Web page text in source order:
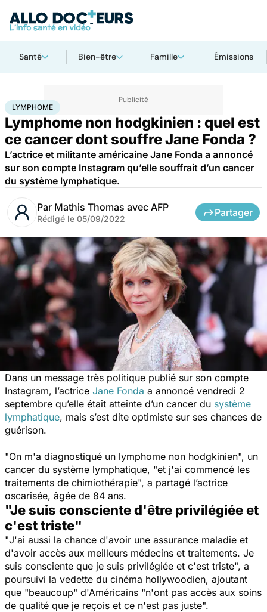
Santé Bien-être Famille Émissions
AccueilSanté Maladies Lymphome
LYMPHOME
Lymphome non hodgkinien : quel est
ce cancer dont souffre Jane Fonda ?
L’actrice et militante américaine Jane Fonda a annoncé
sur son compte Instagram qu’elle souffrait d’un cancer
du système lymphatique.
Par Mathis Thomas avec AFP
Rédigé le 05/09/2022
Partager
Dans un message très politique publié sur son compte
Instagram, l’actrice Jane Fonda a annoncé vendredi 2
septembre qu’elle était atteinte d’un cancer du système
lymphatique, mais s’est dite optimiste sur ses chances de
guérison.
"On m'a diagnostiqué un lymphome non hodgkinien", un
cancer du système lymphatique, "et j'ai commencé les
traitements de chimiothérapie", a partagé l’actrice
oscarisée, âgée de 84 ans.
"Je suis consciente d'être privilégiée et
c'est triste"
"J'ai aussi la chance d'avoir une assurance maladie et
d'avoir accès aux meilleurs médecins et traitements. Je
suis consciente que je suis privilégiée et c'est triste", a
poursuivi la vedette du cinéma hollywoodien, ajoutant
que "beaucoup" d'Américains "n'ont pas accès aux soins
de qualité que je reçois et ce n'est pas juste".